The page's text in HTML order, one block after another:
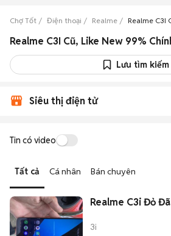
Chợ Tốt Điện thoại Realme Realme C3I
Lưu tìm kiếm
Siêu thị điện tử
Tin có video
Tất cả Cá nhân Bán chuyên
Realme C3i Đỏ
3i